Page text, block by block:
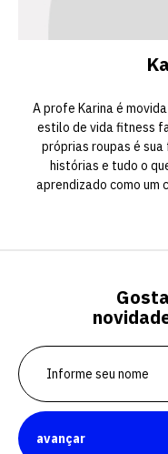
A profe Karina é
estilo de vida fitness
próprias roupas é
histórias e tudo o
aprendizado como um
avançar